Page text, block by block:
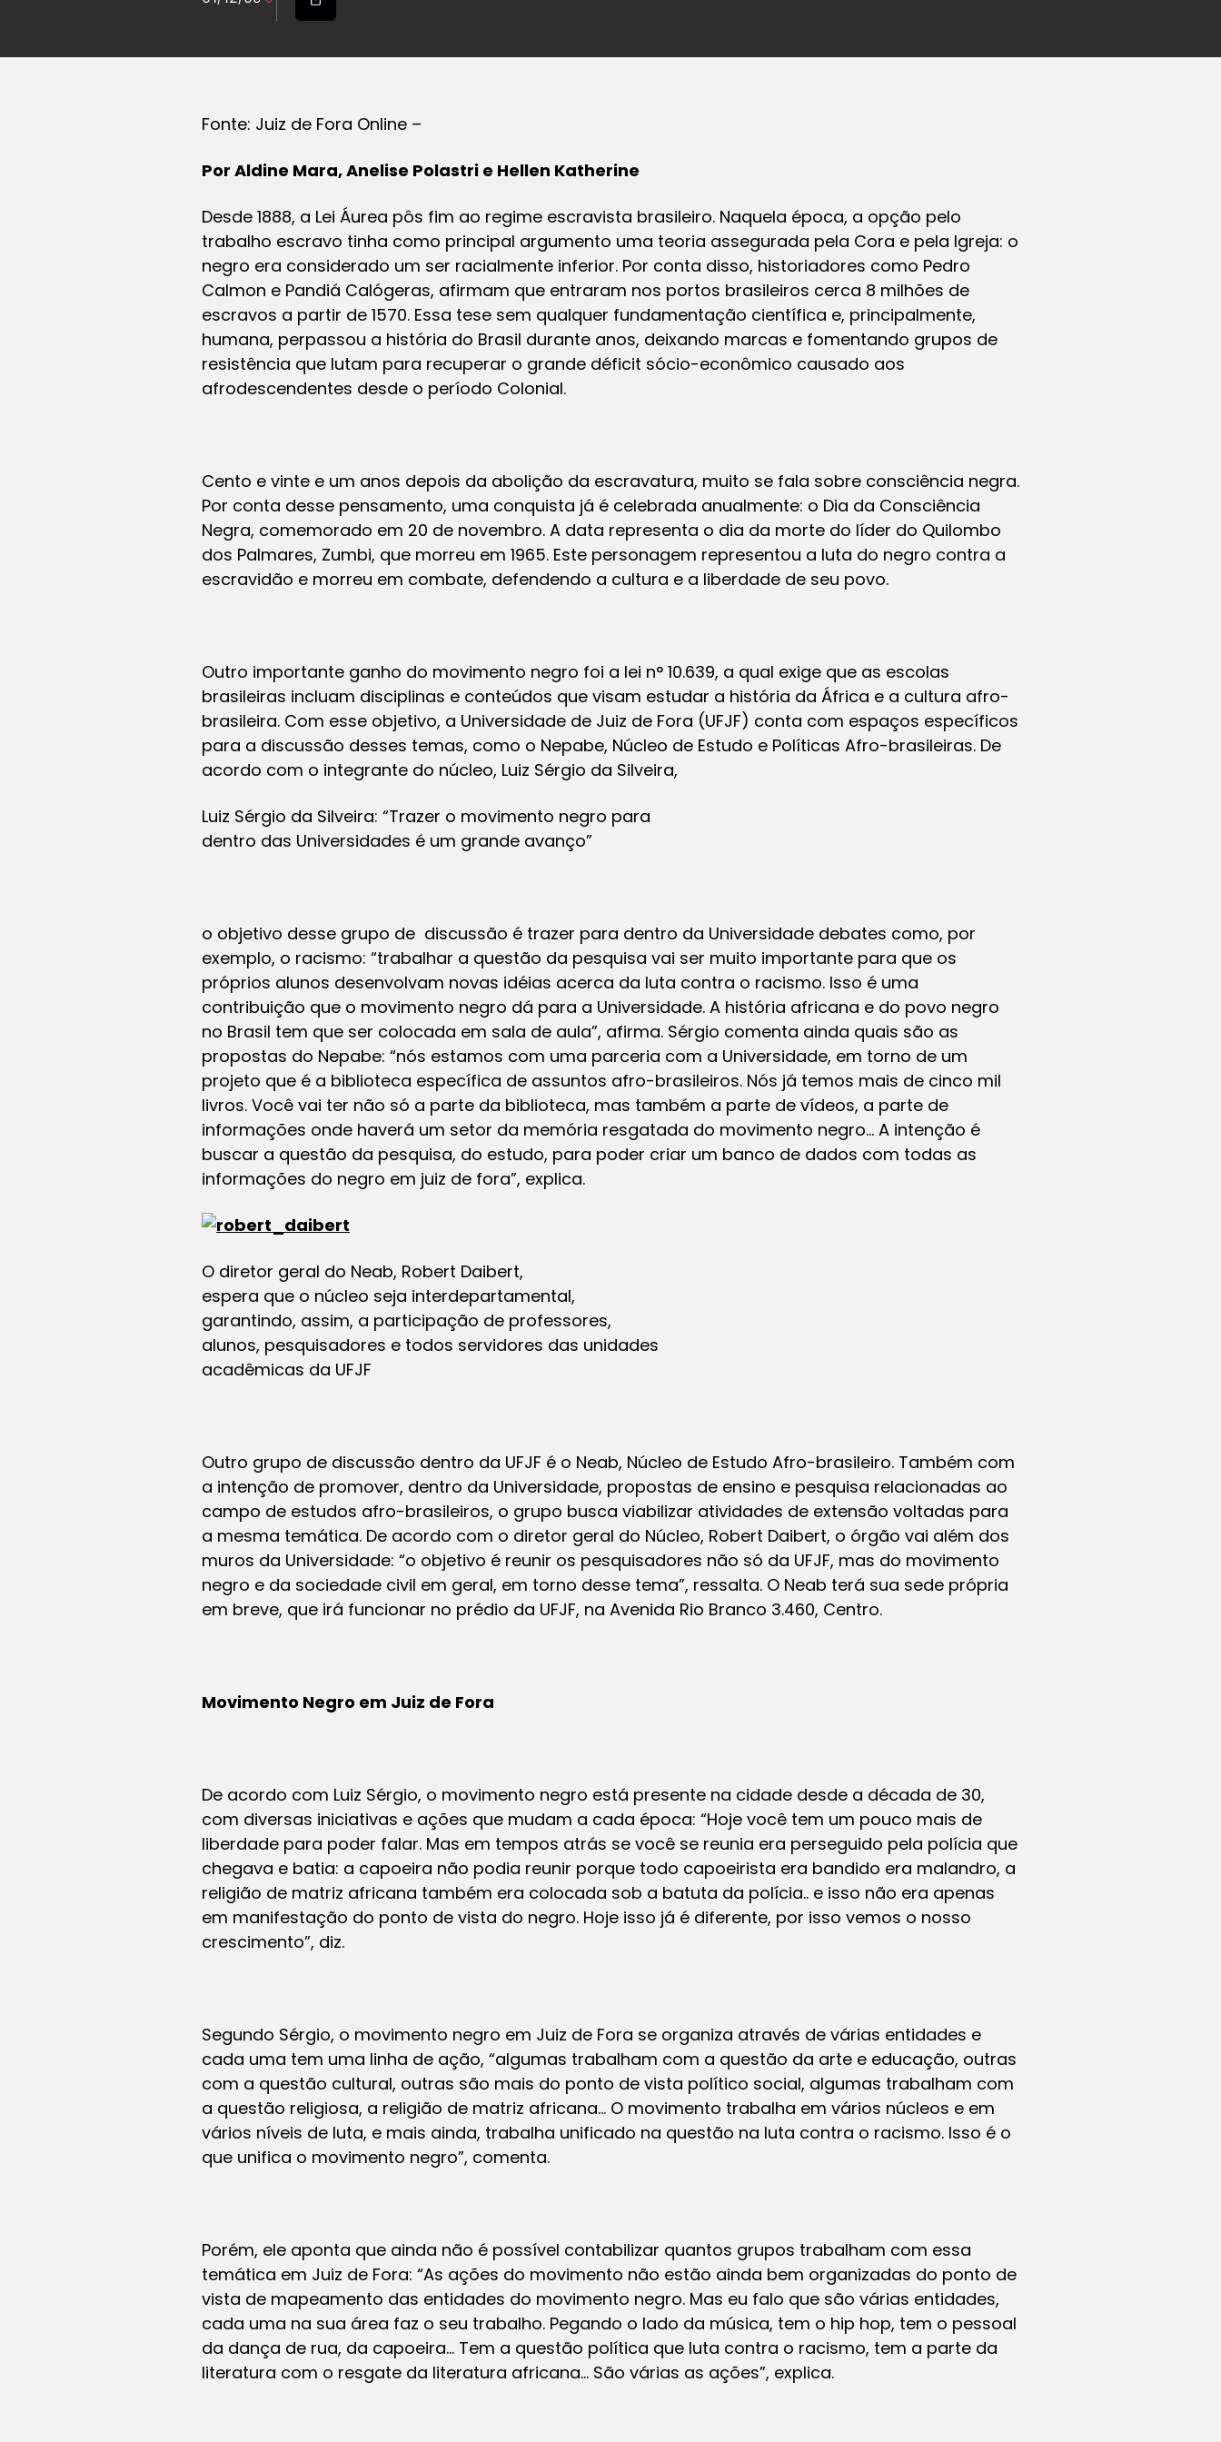
Fonte: Juiz de Fora Online –
Por Aldine Mara, Anelise Polastri e Hellen Katherine
Desde 1888, a Lei Áurea pôs fim ao regime escravista brasileiro. Naquela época, a opção pelo
trabalho escravo tinha como principal argumento uma teoria assegurada pela Cora e pela Igreja: o
negro era considerado um ser racialmente inferior. Por conta disso, historiadores como Pedro
Calmon e Pandiá Calógeras, afirmam que entraram nos portos brasileiros cerca 8 milhões de
escravos a partir de 1570. Essa tese sem qualquer fundamentação científica e, principalmente,
humana, perpassou a história do Brasil durante anos, deixando marcas e fomentando grupos de
resistência que lutam para recuperar o grande déficit sócio-econômico causado aos
afrodescendentes desde o período Colonial.
Cento e vinte e um anos depois da abolição da escravatura, muito se fala sobre consciência negra.
Por conta desse pensamento, uma conquista já é celebrada anualmente: o Dia da Consciência
Negra, comemorado em 20 de novembro. A data representa o dia da morte do líder do Quilombo
dos Palmares, Zumbi, que morreu em 1965. Este personagem representou a luta do negro contra a
escravidão e morreu em combate, defendendo a cultura e a liberdade de seu povo.
Outro importante ganho do movimento negro foi a lei n° 10.639, a qual exige que as escolas
brasileiras incluam disciplinas e conteúdos que visam estudar a história da África e a cultura afro-
brasileira. Com esse objetivo, a Universidade de Juiz de Fora (UFJF) conta com espaços específicos
para a discussão desses temas, como o Nepabe, Núcleo de Estudo e Políticas Afro-brasileiras. De
acordo com o integrante do núcleo, Luiz Sérgio da Silveira,
Luiz Sérgio da Silveira: “Trazer o movimento negro para
dentro das Universidades é um grande avanço”
o objetivo desse grupo de discussão é trazer para dentro da Universidade debates como, por
exemplo, o racismo: “trabalhar a questão da pesquisa vai ser muito importante para que os
próprios alunos desenvolvam novas idéias acerca da luta contra o racismo. Isso é uma
contribuição que o movimento negro dá para a Universidade. A história africana e do povo negro
no Brasil tem que ser colocada em sala de aula”, afirma. Sérgio comenta ainda quais são as
propostas do Nepabe: “nós estamos com uma parceria com a Universidade, em torno de um
projeto que é a biblioteca específica de assuntos afro-brasileiros. Nós já temos mais de cinco mil
livros. Você vai ter não só a parte da biblioteca, mas também a parte de vídeos, a parte de
informações onde haverá um setor da memória resgatada do movimento negro… A intenção é
buscar a questão da pesquisa, do estudo, para poder criar um banco de dados com todas as
informações do negro em juiz de fora”, explica.
O diretor geral do Neab, Robert Daibert,
espera que o núcleo seja interdepartamental,
garantindo, assim, a participação de professores,
alunos, pesquisadores e todos servidores das unidades
acadêmicas da UFJF
Outro grupo de discussão dentro da UFJF é o Neab, Núcleo de Estudo Afro-brasileiro. Também com
a intenção de promover, dentro da Universidade, propostas de ensino e pesquisa relacionadas ao
campo de estudos afro-brasileiros, o grupo busca viabilizar atividades de extensão voltadas para
a mesma temática. De acordo com o diretor geral do Núcleo, Robert Daibert, o órgão vai além dos
muros da Universidade: “o objetivo é reunir os pesquisadores não só da UFJF, mas do movimento
negro e da sociedade civil em geral, em torno desse tema”, ressalta. O Neab terá sua sede própria
em breve, que irá funcionar no prédio da UFJF, na Avenida Rio Branco 3.460, Centro.
Movimento Negro em Juiz de Fora
De acordo com Luiz Sérgio, o movimento negro está presente na cidade desde a década de 30,
com diversas iniciativas e ações que mudam a cada época: “Hoje você tem um pouco mais de
liberdade para poder falar. Mas em tempos atrás se você se reunia era perseguido pela polícia que
chegava e batia: a capoeira não podia reunir porque todo capoeirista era bandido era malandro, a
religião de matriz africana também era colocada sob a batuta da polícia.. e isso não era apenas
em manifestação do ponto de vista do negro. Hoje isso já é diferente, por isso vemos o nosso
crescimento”, diz.
Segundo Sérgio, o movimento negro em Juiz de Fora se organiza através de várias entidades e
cada uma tem uma linha de ação, “algumas trabalham com a questão da arte e educação, outras
com a questão cultural, outras são mais do ponto de vista político social, algumas trabalham com
a questão religiosa, a religião de matriz africana… O movimento trabalha em vários núcleos e em
vários níveis de luta, e mais ainda, trabalha unificado na questão na luta contra o racismo. Isso é o
que unifica o movimento negro”, comenta.
Porém, ele aponta que ainda não é possível contabilizar quantos grupos trabalham com essa
temática em Juiz de Fora: “As ações do movimento não estão ainda bem organizadas do ponto de
vista de mapeamento das entidades do movimento negro. Mas eu falo que são várias entidades,
cada uma na sua área faz o seu trabalho. Pegando o lado da música, tem o hip hop, tem o pessoal
da dança de rua, da capoeira… Tem a questão política que luta contra o racismo, tem a parte da
literatura com o resgate da literatura africana… São várias as ações”, explica.